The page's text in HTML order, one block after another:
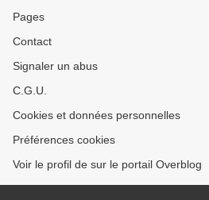
Pages
Contact
Signaler un abus
C.G.U.
Cookies et données personnelles
Préférences cookies
Voir le profil de sur le portail Overblog